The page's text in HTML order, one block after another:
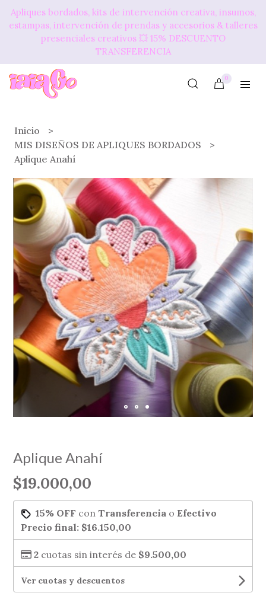
Apliques bordados, kits de intervención creativa, insumos,
estampas, intervención de prendas y accesorios & talleres
presenciales creativos 💥​ 15% DESCUENTO
TRANSFERENCIA
0
Inicio
MIS DISEÑOS DE APLIQUES BORDADOS
Aplique Anahí
Aplique Anahí
$19.000,00
15% OFF con Transferencia o Efectivo
Precio final: $16.150,00
2 cuotas sin interés de $9.500,00
Ver cuotas y descuentos